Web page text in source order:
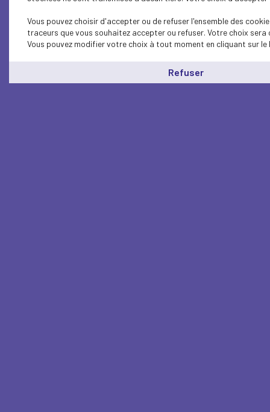
Vous pouvez choisir d'accepter ou de refuser l'ensemble des
traceurs que vous souhaitez accepter ou refuser. Votre choix
Vous pouvez modifier votre choix à tout moment en cliquant sur le
Refuser